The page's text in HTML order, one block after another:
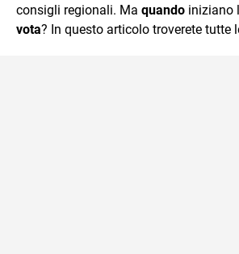
consigli regionali. Ma quando iniziano
vota? In questo articolo troverete tutte